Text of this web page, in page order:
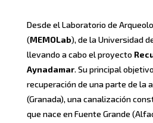
Desde el Laboratorio de
(MEMOLab), de la Universidad
llevando a cabo el proyecto
Aynadamar. Su principal
recuperación de una parte de la
(Granada), una canalización
que nace en Fuente Grande